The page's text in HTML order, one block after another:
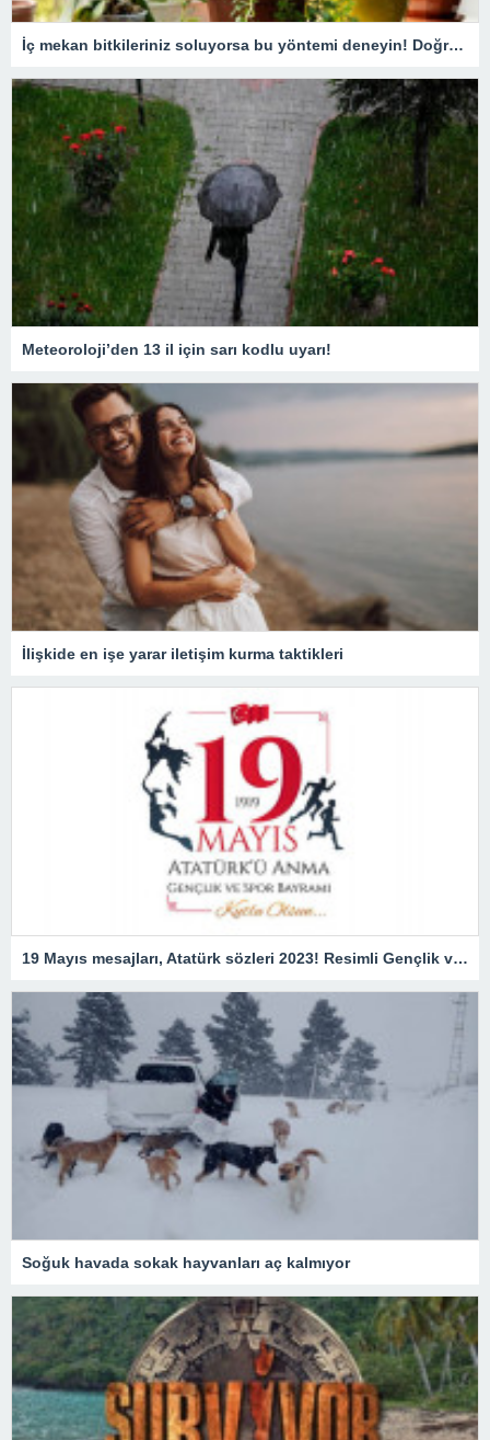
İç mekan bitkileriniz soluyorsa bu yöntemi deneyin! Doğru bakım teknikleri ile capcanlı kalacak
Meteoroloji’den 13 il için sarı kodlu uyarı!
İlişkide en işe yarar iletişim kurma taktikleri
19 Mayıs mesajları, Atatürk sözleri 2023! Resimli Gençlik ve Spor Bayramı ile ilgili sözler, kutlama mesajları!
Soğuk havada sokak hayvanları aç kalmıyor